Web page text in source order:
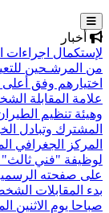
أخبار
لإستكمال اجراءات
من المرشـحين
اختيارهم وفق
علامة المقابلة
وهيئة تنظيم
المشترك وتبادل
المركز الجغرافي
لوظيفة "فني ثالث"
صباحا يوم الاثنين الموافق 20/7/2026 وهو نفس